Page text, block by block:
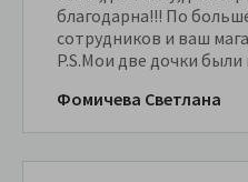
благодарна!!! По
сотрудников и ваш
P.S.Мои две дочки
Фомичева Светлана